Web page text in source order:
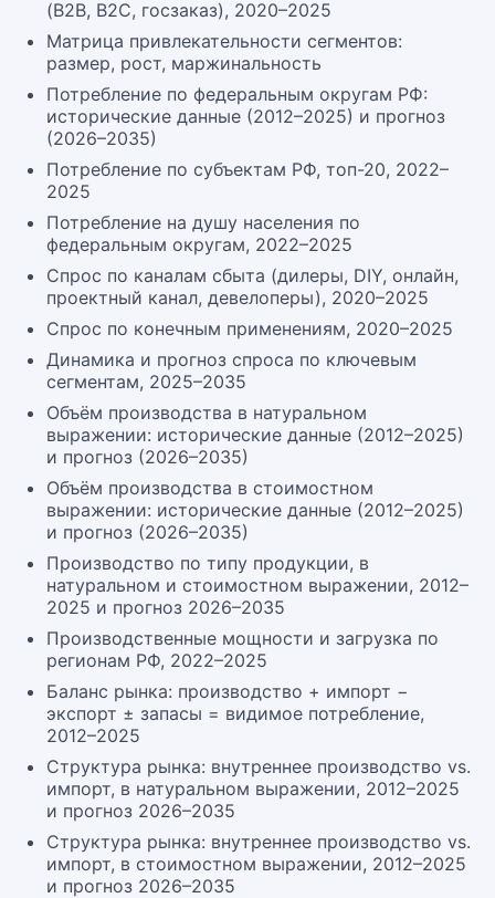
(B2B, B2C, госзаказ), 2020–2025
Матрица привлекательности сегментов:
размер, рост, маржинальность
Потребление по федеральным округам РФ:
исторические данные (2012–2025) и прогноз
(2026–2035)
Потребление по субъектам РФ, топ-20, 2022–
2025
Потребление на душу населения по
федеральным округам, 2022–2025
Спрос по каналам сбыта (дилеры, DIY, онлайн,
проектный канал, девелоперы), 2020–2025
Спрос по конечным применениям, 2020–2025
Динамика и прогноз спроса по ключевым
сегментам, 2025–2035
Объём производства в натуральном
выражении: исторические данные (2012–2025)
и прогноз (2026–2035)
Объём производства в стоимостном
выражении: исторические данные (2012–2025)
и прогноз (2026–2035)
Производство по типу продукции, в
натуральном и стоимостном выражении, 2012–
2025 и прогноз 2026–2035
Производственные мощности и загрузка по
регионам РФ, 2022–2025
Баланс рынка: производство + импорт −
экспорт ± запасы = видимое потребление,
2012–2025
Структура рынка: внутреннее производство vs.
импорт, в натуральном выражении, 2012–2025
и прогноз 2026–2035
Структура рынка: внутреннее производство vs.
импорт, в стоимостном выражении, 2012–2025
и прогноз 2026–2035